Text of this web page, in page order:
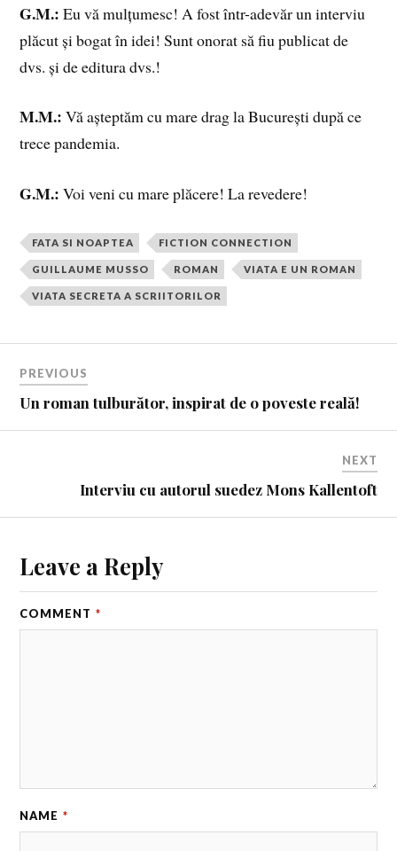
G.M.:Eu vă mulțumesc! A fost într-adevăr un interviu
plăcut și bogat în idei! Sunt onorat să fiu publicat de
dvs. și de editura dvs.!
M.M.: Vă așteptăm cu mare drag la București după ce
trece pandemia.
G.M.: Voi veni cu mare plăcere! La revedere!
FATA SI NOAPTEA FICTION CONNECTION
GUILLAUME MUSSO ROMAN VIATA E UN ROMAN
VIATA SECRETA A SCRIITORILOR
PREVIOUS
Un roman tulburător, inspirat de o poveste reală!
NEXT
Interviu cu autorul suedez Mons Kallentoft
Leave a Reply
COMMENT *
NAME *